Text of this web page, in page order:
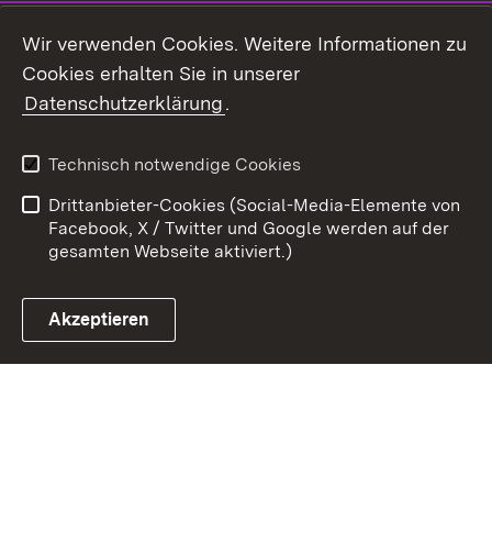
Link zum Landesportal
Kontakt
Barrierefreiheit
Impressum
Cookies
Wir verwenden Cookies. Weitere Informationen zu
Cookies erhalten Sie in unserer
Datenschutzerklärung.
Technisch notwendige Cookies
Drittanbieter-Cookies (Social-Media-Elemente von
Facebook, X / Twitter und Google werden auf der
gesamten Webseite aktiviert.)
Akzeptieren